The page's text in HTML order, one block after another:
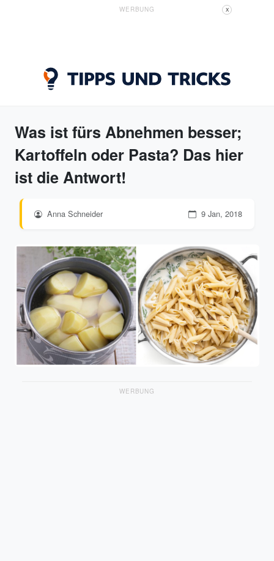
WERBUNG X
Was ist fürs Abnehmen besser;
Kartoffeln oder Pasta? Das hier
ist die Antwort!
Anna Schneider 9 Jan, 2018
WERBUNG